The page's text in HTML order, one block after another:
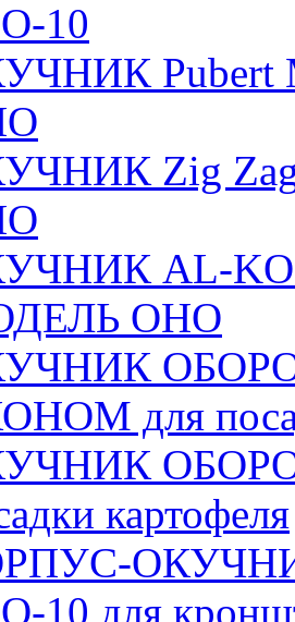
10
Pubert
Zig
AL-KO
ОНО
для
картофеля
10 для